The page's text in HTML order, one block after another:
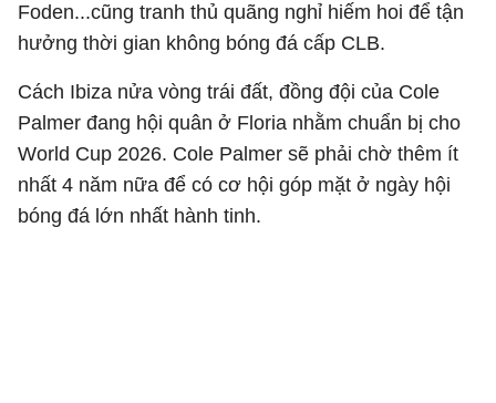
Foden...cũng tranh thủ quãng nghỉ hiếm hoi để tận
hưởng thời gian không bóng đá cấp CLB.
Cách Ibiza nửa vòng trái đất, đồng đội của Cole
Palmer đang hội quân ở Floria nhằm chuẩn bị cho
World Cup 2026. Cole Palmer sẽ phải chờ thêm ít
nhất 4 năm nữa để có cơ hội góp mặt ở ngày hội
bóng đá lớn nhất hành tinh.